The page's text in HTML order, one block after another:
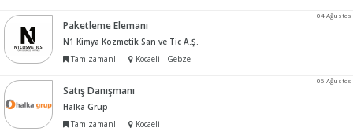
04 Ağustos
Paketleme Elemanı
N1 Kimya Kozmetik San ve Tic A.Ş.
Tam zamanlı
Kocaeli - Gebze
06 Ağustos
Satış Danışmanı
Halka Grup
Tam zamanlı
Kocaeli